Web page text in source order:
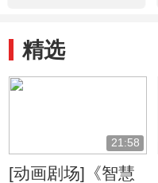
精选
21:58
[动画剧场]《智慧